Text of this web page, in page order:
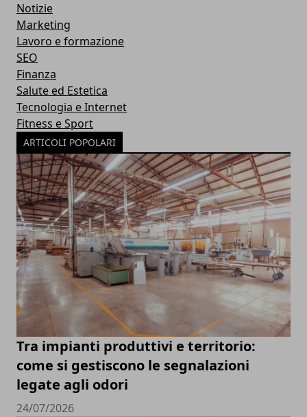
Notizie
Marketing
Lavoro e formazione
SEO
Finanza
Salute ed Estetica
Tecnologia e Internet
Fitness e Sport
ARTICOLI POPOLARI
Tra impianti produttivi e territorio:
come si gestiscono le segnalazioni
legate agli odori
24/07/2026